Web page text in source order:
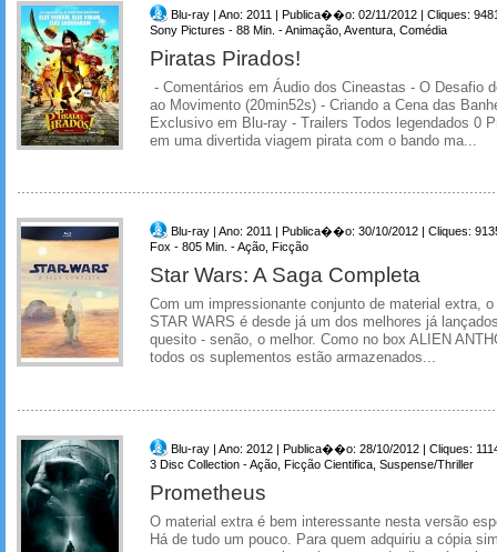
Blu-ray | Ano: 2011 | Publica��o: 02/11/2012 | Cliques:
Sony Pictures - 88 Min. - Animação, Aventura, Comédia
Piratas Pirados!
- Comentários em Áudio dos Cineastas - O Desafio
ao Movimento (20min52s) - Criando a Cena das
Exclusivo em Blu-ray - Trailers Todos legendados 0
em uma divertida viagem pirata com o bando ma...
Blu-ray | Ano: 2011 | Publica��o: 30/10/2012 | Cliques:
Fox - 805 Min. - Ação, Ficção
Star Wars: A Saga Completa
Com um impressionante conjunto de material extra,
STAR WARS é desde já um dos melhores já
quesito - senão, o melhor. Como no box ALIEN
todos os suplementos estão armazenados...
Blu-ray | Ano: 2012 | Publica��o: 28/10/2012 | Cliques:
3 Disc Collection - Ação, Ficção Cientifica, Suspense/Thriller
Prometheus
O material extra é bem interessante nesta versão
Há de tudo um pouco. Para quem adquiriu a cópia